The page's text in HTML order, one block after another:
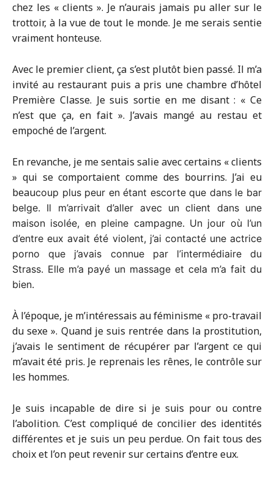
chez les « clients ». Je n’aurais jamais pu aller sur le
trottoir, à la vue de tout le monde. Je me serais sentie
vraiment honteuse.
Avec le premier client, ça s’est plutôt bien passé. Il m’a
invité au restaurant puis a pris une chambre d’hôtel
Première Classe. Je suis sortie en me disant : « Ce
n’est que ça, en fait ». J’avais mangé au restau et
empoché de l’argent.
En revanche, je me sentais salie avec certains « clients
» qui se comportaient comme des bourrins. J’ai eu
beaucoup plus peur en étant escorte que dans le bar
belge. Il m’arrivait d’aller avec un client dans une
maison isolée, en pleine campagne. Un jour où l’un
d’entre eux avait été violent, j’ai contacté une actrice
porno que j’avais connue par l’intermédiaire du
Strass. Elle m’a payé un massage et cela m’a fait du
bien.
À l’époque, je m’intéressais au féminisme « pro-travail
du sexe ». Quand je suis rentrée dans la prostitution,
j’avais le sentiment de récupérer par l’argent ce qui
m’avait été pris. Je reprenais les rênes, le contrôle sur
les hommes.
Je suis incapable de dire si je suis pour ou contre
l’abolition. C’est compliqué de concilier des identités
différentes et je suis un peu perdue. On fait tous des
choix et l’on peut revenir sur certains d’entre eux.